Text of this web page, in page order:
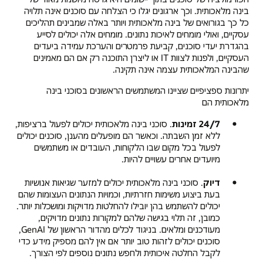
בינה מלאכותית. וכך ארגונים יגלו כי הצלחה עם סוכנים אינה תלויה
כל כך בגורואים של בינה מלאכותית ויותר באלה שמבינים תהליכים
עסקיים, ואולי מומחים לאיכות נתונים. מומחים אלה יכולים לסייע
בהגדרת יעדי סוכנים, קביעת פרמטרים והערכת עמידה ביעדים
העסקיים, ולפנות לצוות IT או ליצרן התוכנה רק אם הם מאמינים
שהבינה המלאכותית עצמה אינה תקינה.
יתרונות ספציפיים שציינו המשתמשים הראשונים בסוכני בינה
מלאכותית הם
24/7 זמינות
. סוכני בינה מלאכותית יכולים לפעול ברציפות,
ללא זמן השבתה. וכאשר הם מופעלים מהענן, סוכנים יכולים
לפעול בכל מקום שבו הלקוחות, העובדים או משתמשים
מיועדים אחרים עשויים להיות.
דיוק. סוכני בינה מלאכותית יכולים למזער שגיאות אנושיות
בעת ביצוע משימות חזרתיות, וכמויות הנתונים העצומות שהם
יכולים להשתמש בהן יובילו להחלטות מדויקות ומושכלות יותר.
כמובן, זה תלוי בגישה שלהם למקורות נתונים מדויקים,
מעודכנים ומלאים. בניגוד לכלים מהדור הראשון של GenAI,
סוכנים יכולים לזהות טוב יותר אם אין להם מספיק מידע כדי
לקבל החלטה איכותית ולחפש נתונים נוספים לפי הצורך.